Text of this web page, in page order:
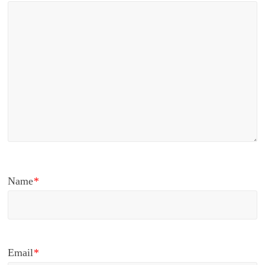
Name*
Email*